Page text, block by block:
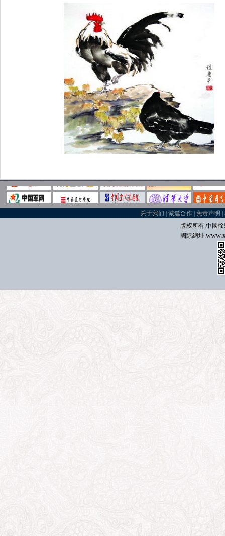
关于我们 |诚邀合作 |免责声明 |
版权所有:中國
國际網址: